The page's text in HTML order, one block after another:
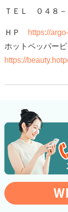
ＴＥＬ ０４８－
ＨＰ
https://
ホットペッパー
https://